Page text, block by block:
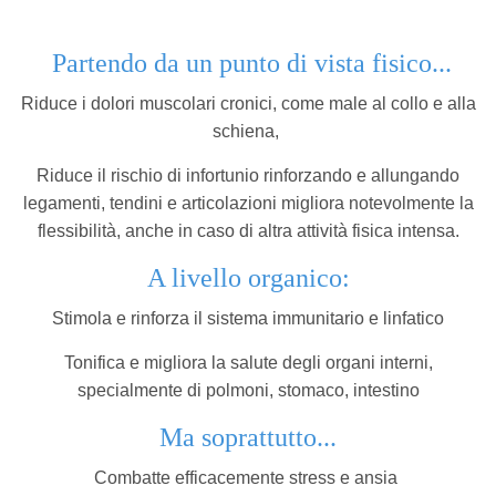
Partendo da un punto di vista fisico...
Riduce i dolori muscolari cronici, come male al collo e alla
schiena,
Riduce il rischio di infortunio rinforzando e allungando
legamenti, tendini e articolazioni migliora notevolmente la
flessibilità, anche in caso di altra attività fisica intensa.
A livello organico:
Stimola e rinforza il sistema immunitario e linfatico
Tonifica e migliora la salute degli organi interni,
specialmente di polmoni, stomaco, intestino
Ma soprattutto...
Combatte efficacemente stress e ansia